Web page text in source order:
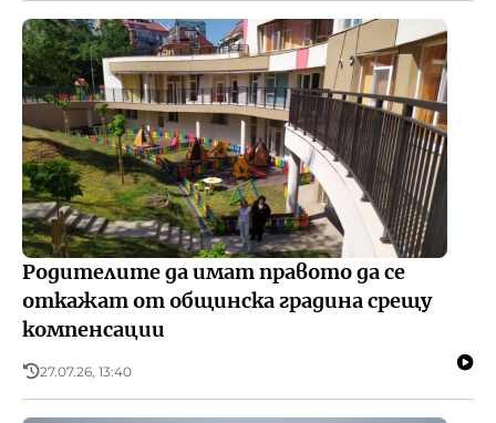
Родителите да имат правото да се
откажат от общинска градина срещу
компенсации
27.07.26, 13:40